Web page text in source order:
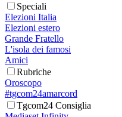
Speciali
Elezioni Italia
Elezioni estero
Grande Fratello
L'isola dei famosi
Amici
Rubriche
Oroscopo
#tgcom24amarcord
Tgcom24 Consiglia